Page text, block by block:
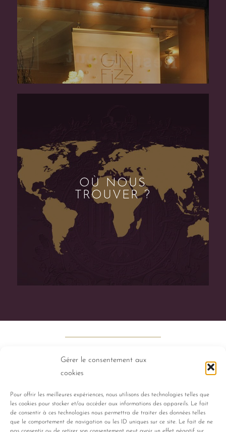
Gérer le consentement aux
cookies
Pour offrir les meilleures expériences, nous utilisons des technologies telles que
les cookies pour stocker et/ou accéder aux informations des appareils. Le fait
de consentir à ces technologies nous permettra de traiter des données telles
que le comportement de navigation ou les ID uniques sur ce site. Le fait de ne
OÙ NOUS
TROUVER ?
PERFUMES HISTORY TALENTS